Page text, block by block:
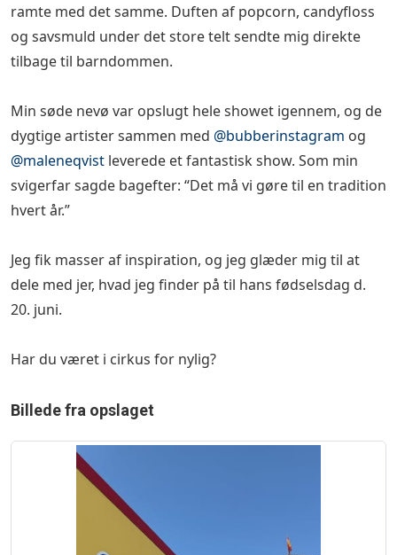
ramte med det samme. Duften af popcorn, candyfloss
og savsmuld under det store telt sendte mig direkte
tilbage til barndommen. ✨
Min søde nevø var opslugt hele showet igennem, og de
dygtige artister sammen med @bubberinstagram og
@maleneqvist leverede et fantastisk show. Som min
svigerfar sagde bagefter: “Det må vi gøre til en tradition
hvert år.” 🤹
Jeg fik masser af inspiration, og jeg glæder mig til at
dele med jer, hvad jeg finder på til hans fødselsdag d.
20. juni. 🎪
Har du været i cirkus for nylig? 🤡
Billede fra opslaget